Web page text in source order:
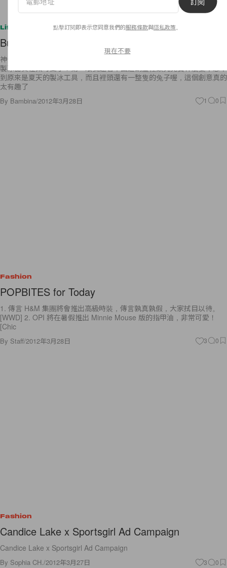
Lifestyle
Bunny Popsicles
神奇魔法變變變！嘩啦～看我從一頂禮帽中便出一隻小兔子！哈哈，這個
製冰器實在太可愛了！第一眼我還看不出這葫蘆裡頭究竟賣什麼藥，想不
到原來是夏天的製冰工具，而且裡頭還有一整隻的兔子喔，這個創意真的
太有趣了
By Bambina/2012年3月28日 1 0
Fashion
POPBITES for Today
1. 傳言 H&M 集團將會推出高級時裝，傳言孰真孰假，大家拭目以待。
[WWD] 2. OPI 將在暑假推出 Minnie Mouse 版的指甲油，非常可愛！
[Chic
By Staff/2012年3月28日 3 0
Fashion
Candice Lake x Sportsgirl Ad Campaign
Candice Lake x Sportsgirl Ad Campaign
By Sophia CH./2012年3月27日 3 0
點擊訂閱即表示您同意我們的服務條款與隱私政策
現在不要